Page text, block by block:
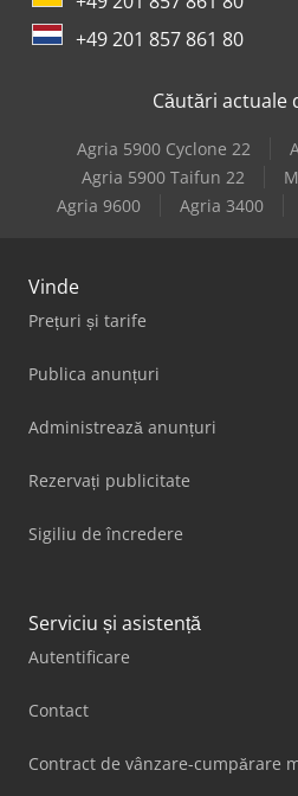
+49 201 857 861 80
Căutări actuale
Agria 5900 Cyclone 22
Agria 5900 Taifun 22
Agria 9600
Agria 3400
Vinde
Prețuri și tarife
Publica anunțuri
Administrează anunțuri
Rezervați publicitate
Sigiliu de încredere
Serviciu și asistență
Autentificare
Contact
Contract de vânzare-cumpărare